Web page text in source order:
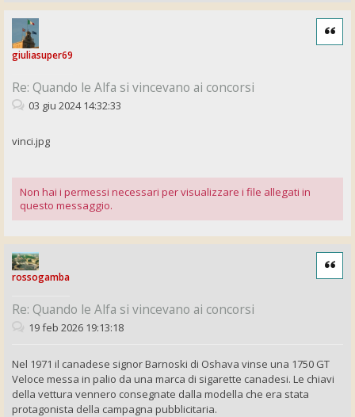
giuliasuper69
Re: Quando le Alfa si vincevano ai concorsi
Cita
03 giu 2024 14:32:33
vinci.jpg
Non hai i permessi necessari per visualizzare i file allegati in
questo messaggio.
rossogamba
Re: Quando le Alfa si vincevano ai concorsi
Cita
19 feb 2026 19:13:18
Nel 1971 il canadese signor Barnoski di Oshava vinse una 1750 GT
Veloce messa in palio da una marca di sigarette canadesi. Le chiavi
della vettura vennero consegnate dalla modella che era stata
protagonista della campagna pubblicitaria.